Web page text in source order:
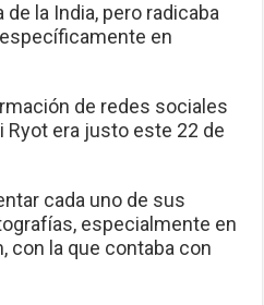
la India, pero radicaba
en
de redes sociales
Ryot era justo este 22 de
cada uno de sus
especialmente en
con la que contaba con